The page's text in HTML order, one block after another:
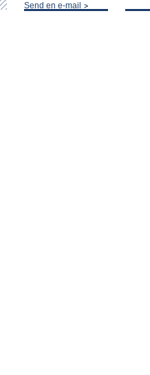
Send en e-mail